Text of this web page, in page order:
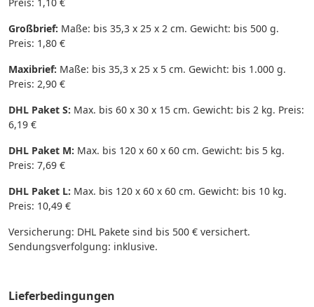
Großbrief: Maße: bis 35,3 x 25 x 2 cm. Gewicht: bis 500 g.
Preis: 1,80 €
Maxibrief: Maße: bis 35,3 x 25 x 5 cm. Gewicht: bis 1.000 g.
Preis: 2,90 €
DHL Paket S: Max. bis 60 x 30 x 15 cm. Gewicht: bis 2 kg. Preis:
6,19 €
DHL Paket M: Max. bis 120 x 60 x 60 cm. Gewicht: bis 5 kg.
Preis: 7,69 €
DHL Paket L: Max. bis 120 x 60 x 60 cm. Gewicht: bis 10 kg.
Preis: 10,49 €
Versicherung: DHL Pakete sind bis 500 € versichert.
Sendungsverfolgung: inklusive.
Lieferbedingungen